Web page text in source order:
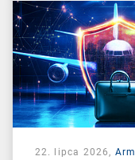
22. lipca 2026,